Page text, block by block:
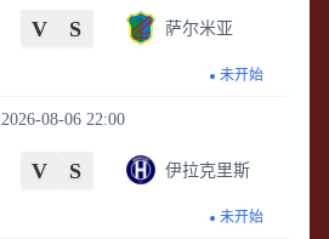
V S 萨尔米亚
未开始
2026-08-06 22:00
V S 伊拉克里斯
未开始